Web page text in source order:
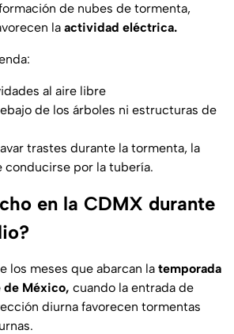
de nubes de tormenta,
la actividad eléctrica.
al aire libre
de los árboles ni estructuras de
trastes durante la tormenta, la
por la tubería.
en la CDMX durante
los meses que abarcan la temporada
de México, cuando la entrada de
diurna favorecen tormentas